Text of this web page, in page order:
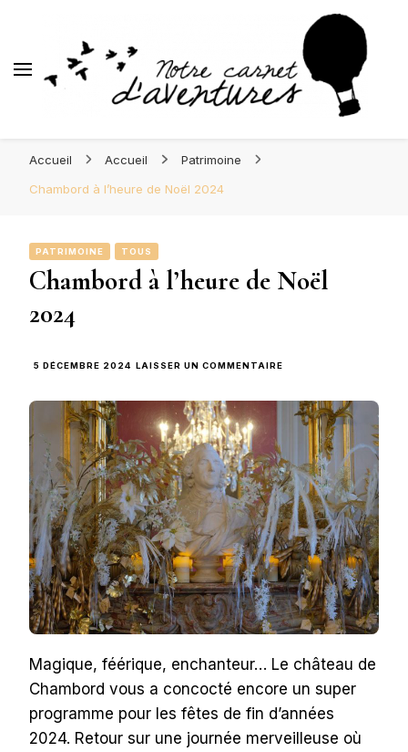
d'Aventures
Accueil Accueil
Patrimoine
Chambord à l’heure de Noël 2024
PATRIMOINE TOUS
Chambord à l’heure de Noël
2024
5 DÉCEMBRE 2024 LAISSER UN COMMENTAIRE
L’HEURE
2024
Magique, féérique, enchanteur… Le château de
Chambord vous a concocté encore un super
programme pour les fêtes de fin d’années
2024. Retour sur une journée merveilleuse où